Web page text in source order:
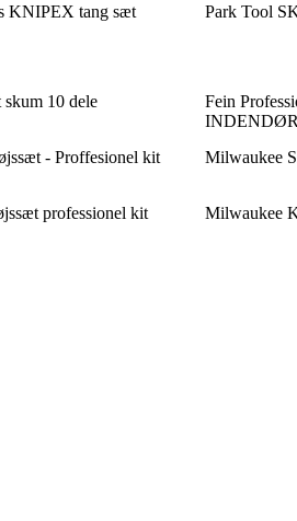
KNIPEX tang sæt
Park Tool
10 dele
Fein
- Proffesionel kit
Milwaukee
professionel kit Milwaukee